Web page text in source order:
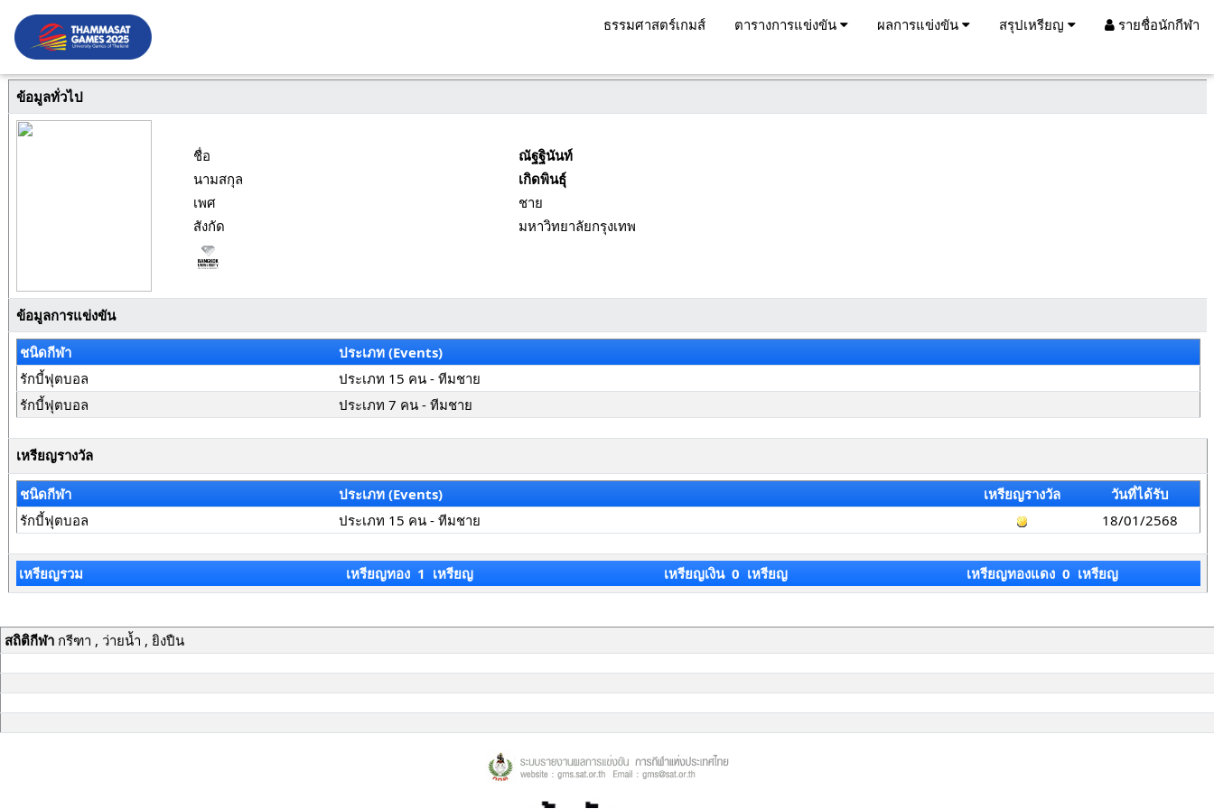
ธรรมศาสตร์เกมส์ ตารางการแข่งขัน ผลการแข่งขัน สรุปเหรียญ รายชื่อนักกีฬา
ข้อมูลทั่วไป
ชื่อ
ณัฐฐินันท์
นามสกุล
เกิดพินธุ์
เพศ
ชาย
สังกัด
มหาวิทยาลัยกรุงเทพ
ข้อมูลการแข่งขัน
ชนิดกีฬา
ประเภท (Events)
รักบี้ฟุตบอล
ประเภท 15 คน - ทีมชาย
รักบี้ฟุตบอล
ประเภท 7 คน - ทีมชาย
เหรียญรางวัล
ชนิดกีฬา ประเภท (Events) เหรียญรางวัล
วันที่ได้รับ
รักบี้ฟุตบอล
ประเภท 15 คน - ทีมชาย 18/01/2568
เหรียญรวม เหรียญทอง 1 เหรียญ เหรียญเงิน 0 เหรียญ เหรียญทองแดง 0 เหรียญ
สถิติกีฬากรีฑา , ว่ายน้ำ , ยิงปืน